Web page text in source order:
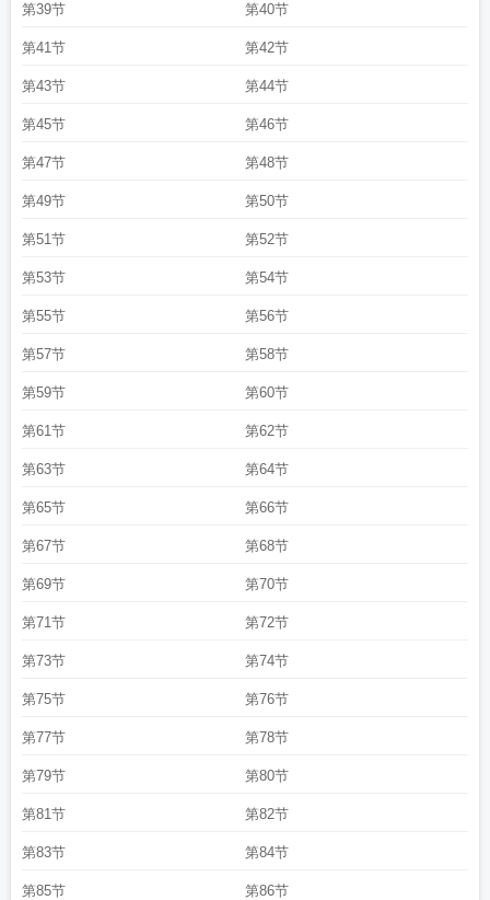
第39节 第40节
第41节 第42节
第43节 第44节
第45节 第46节
第47节 第48节
第49节 第50节
第51节 第52节
第53节 第54节
第55节 第56节
第57节 第58节
第59节 第60节
第61节 第62节
第63节 第64节
第65节 第66节
第67节 第68节
第69节 第70节
第71节 第72节
第73节 第74节
第75节 第76节
第77节 第78节
第79节 第80节
第81节 第82节
第83节 第84节
第85节 第86节